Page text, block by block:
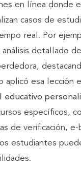
en línea donde
casos de
real. Por
análisis detallado
aplicó esa lección
educativo
específicos,
de verificación, e-
estudiantes